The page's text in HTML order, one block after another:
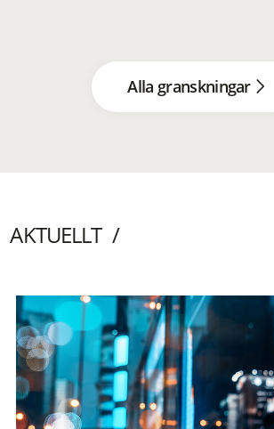
Alla granskningar
AKTUELLT